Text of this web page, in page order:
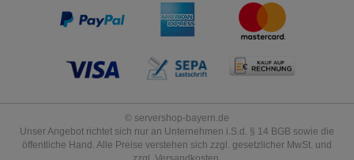
© servershop-bayern.de
Unser Angebot richtet sich nur an Unternehmen i.S.d. § 14 BGB sowie die
öffentliche Hand. Alle Preise verstehen sich zzgl. gesetzlicher MwSt. und